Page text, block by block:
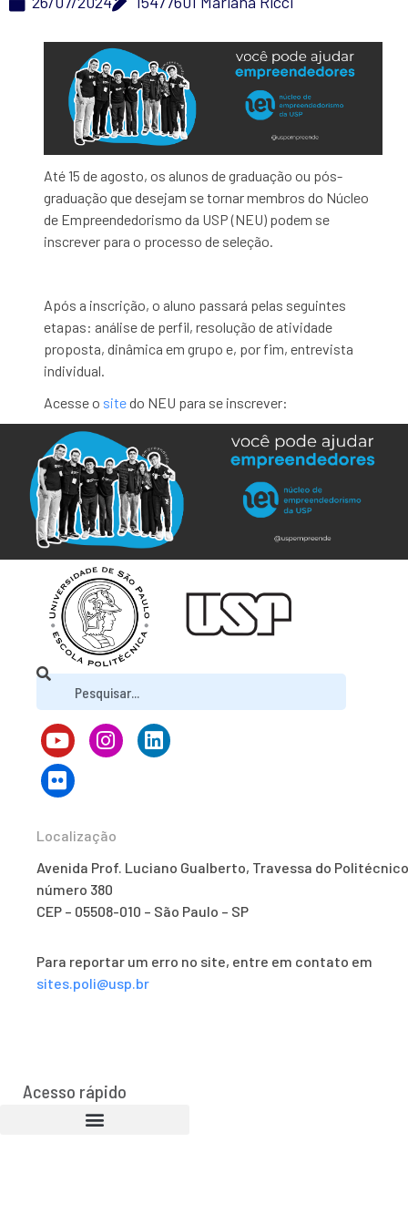
Até 15 de agosto, os alunos de graduação ou pós-
graduação que desejam se tornar membros do Núcleo
de Empreendedorismo da USP (NEU) podem se
inscrever para o processo de seleção.
Após a inscrição, o aluno passará pelas seguintes
etapas: análise de perfil, resolução de atividade
proposta, dinâmica em grupo e, por fim, entrevista
individual.
Acesse o sitedo NEU para se inscrever:
Localização
Avenida Prof. Luciano Gualberto, Travessa do
número 380
CEP – 05508-010 – São Paulo – SP
Para reportar um erro no site, entre em contato em
sites.poli@usp.br
Acesso rápido